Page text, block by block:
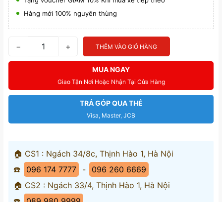
Hàng mới 100% nguyên thùng
− + THÊM VÀO GIỎ HÀNG
MUA NGAY
Giao Tận Nơi Hoặc Nhận Tại Cửa Hàng
TRẢ GÓP QUA THẺ
Visa, Master, JCB
🏠 CS1 : Ngách 34/8c, Thịnh Hào 1, Hà Nội
☎️
096 174 7777 -
096 260 6669
🏠 CS2 : Ngách 33/4, Thịnh Hào 1, Hà Nội